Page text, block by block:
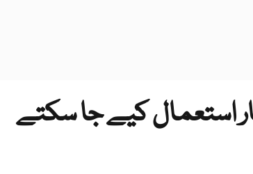
استعمال کیے جا سکتے